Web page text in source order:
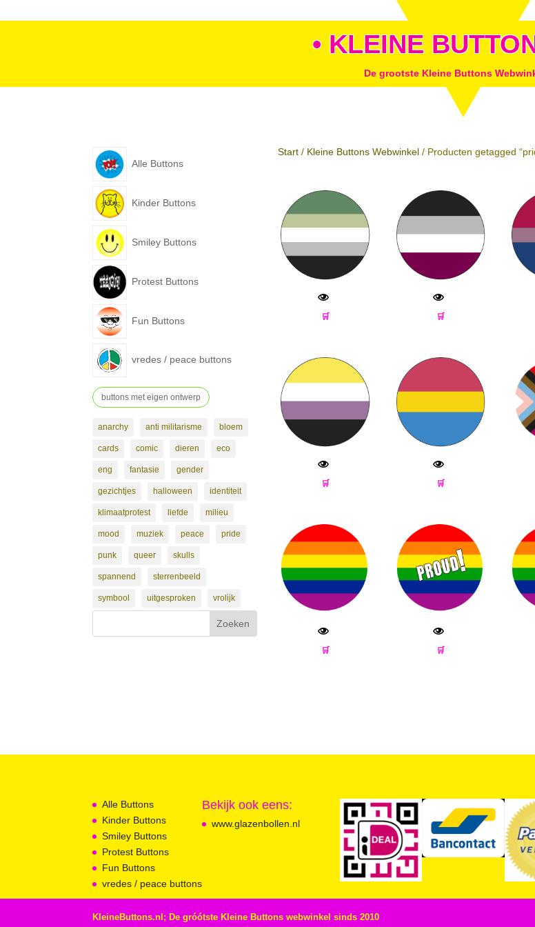
• KLEINE
De grootste Kleine Buttons
Alle Buttons
Kinder Buttons
Smiley Buttons
Protest Buttons
Fun Buttons
vredes / peace buttons
buttons met eigen ontwerp
anarchy anti militarisme bloem
cards comic dieren eco
eng fantasie gender
gezichtjes halloween identiteit
klimaatprotest liefde milieu
mood muziek peace pride
punk queer skulls
spannend sterrenbeeld
symbool uitgesproken vrolijk
Start / Kleine Buttons Webwinkel / Producten getagged
🛒 🛒
🛒 🛒
🛒 🛒
Alle Buttons
Kinder Buttons
Smiley Buttons
Protest Buttons
Fun Buttons
vredes / peace buttons
Bekijk ook eens:
www.glazenbollen.nl
KleineButtons.nl; De gróótste Kleine Buttons webwinkel sinds 2010